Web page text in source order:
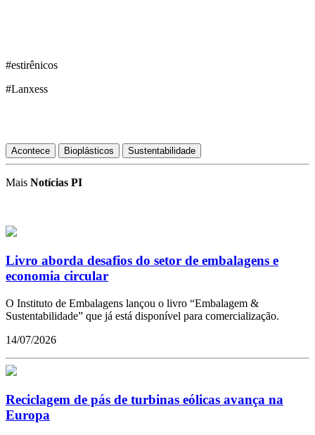
#estirênicos
#Lanxess
Acontece Bioplásticos Sustentabilidade
Mais Notícias PI
Livro aborda desafios do setor de embalagens e
economia circular
O Instituto de Embalagens lançou o livro “Embalagem &
Sustentabilidade” que já está disponível para comercialização.
14/07/2026
Reciclagem de pás de turbinas eólicas avança na
Europa